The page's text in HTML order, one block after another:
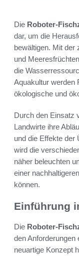
Die Roboter-
dar, um die
bewältigen. Mit der
und
die
Aquakultur werden
ökologische und
Durch den Einsatz
Landwirte ihre
und die Effekte der
wird die
näher beleuchten
einer
können.
Einführung
Die Roboter-
den Anforderungen
neuartige Konzept